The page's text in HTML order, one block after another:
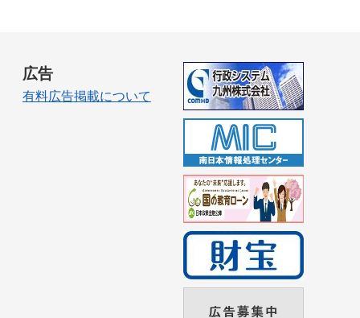
広告
有料広告掲載について